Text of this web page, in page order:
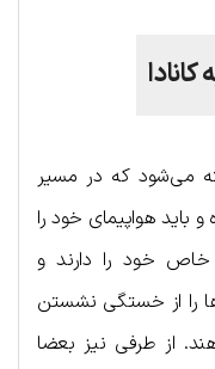
می‌شود که در مسیر
باید هواپیمای خود را
خاص خود را دارند و
را از خستگی نشستن
از طرفی نیز بعضا